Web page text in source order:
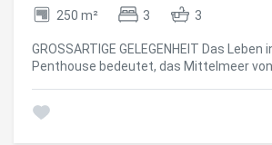
zona de nado cubierta, club social y
multifuncionales para el disfrute de toda la
propiedad incluye además plaza de
aportando un extra de comodidad y
total del conjunto: 740.000 € (Vivienda + plaza de garaje +
trastero) Una oportunidad única para adquirir una de las
viviendas más amplias y exclusivas de
250 m² 3 3
GROSSARTIGE GELEGENHEIT Das Leben
Penthouse bedeutet, das Mittelmeer
prestigeträchtigen Urbanisierung Los